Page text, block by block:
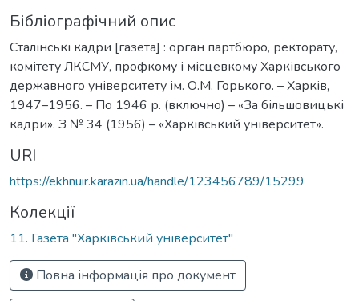
Бібліографічний опис
Сталінські кадри [газета] : орган партбюро, ректорату,
комітету ЛКСМУ, профкому і місцевкому Харківського
державного університету ім. О.М. Горького. – Харків,
1947–1956. – По 1946 р. (включно) – «За більшовицькі
кадри». З № 34 (1956) – «Харківський університет».
URI
https://ekhnuir.karazin.ua/handle/123456789/15299
Колекції
11. Газета "Харківський університет"
Повна інформація про документ